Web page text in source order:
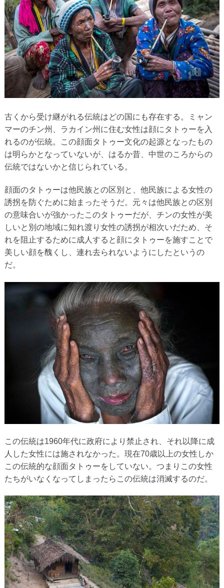
古くから受け継がれる伝統はどの国にも存在する。ミャン
マーのチン州、ラカイン州に住む女性は顔にタトゥーを入
れるのが伝統。この顔面タトゥー文化の起源となったもの
は明らかとなっていないが、はるか昔、中世のころからの
伝統ではないかと信じられている。
顔面のタトゥーは他民族との区別と、他民族による女性の
誘拐を防ぐために始まったそうだ。元々は他民族との区別
の意味合いが強かったこのタトゥーだが、チンの女性が美
しいと別の地域に知れ渡り女性の誘拐が相次いだため、そ
れを阻止するために成人すると顔にタトゥーを施すことで
美しい顔を醜くし、連れ去られないようにしたというの
だ。
この伝統は1960年代に政府により禁止され、それ以降に成
人した女性には施されなかった。現在70歳以上の女性しか
この伝統的な顔面タトゥーをしていない。つまりこの女性
たちがいなくなってしまったらこの伝統は消滅するのだ。